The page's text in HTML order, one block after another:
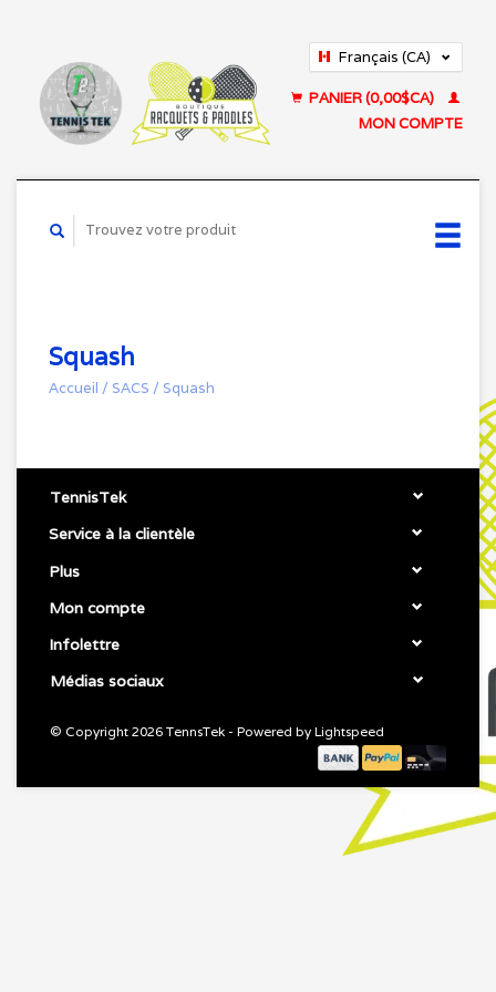
Français (CA)
PANIER (0,00$CA)
MON COMPTE
Squash
Accueil / SACS / Squash
TennisTek
Service à la clientèle
Plus
Mon compte
Infolettre
Médias sociaux
© Copyright 2026 TennsTek - Powered by Lightspeed